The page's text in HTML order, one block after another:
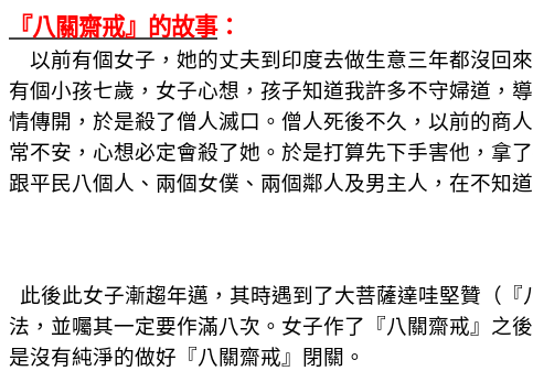
『八關齋戒』的故事：
以前有個女子，她的丈夫到印度去做生意三年都沒回
有個小孩七歲，女子心想，孩子知道我許多不守婦道，
情傳開，於是殺了僧人滅口。僧人死後不久，以前的商
常不安，心想必定會殺了她。於是打算先下手害他，拿
跟平民八個人、兩個女僕、兩個鄰人及男主人，在不知
此後此女子漸趨年邁，其時遇到了大菩薩達哇堅贊（
法，並囑其一定要作滿八次。女子作了『八關齋戒』之
是沒有純淨的做好『八關齋戒』閉關。